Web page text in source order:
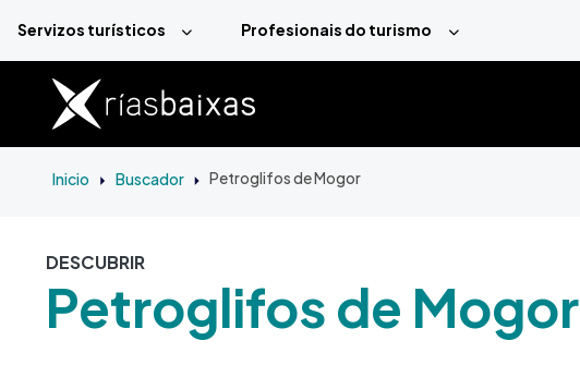
Servizos turísticos Profesionais do turismo
Inicio Buscador Petroglifos de Mogor
DESCUBRIR
Petroglifos de Mogor